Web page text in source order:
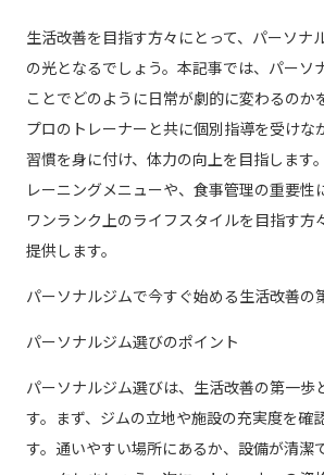
生活改善を目指す方々にとって、パーソナ
の光となるでしょう。本記事では、パーソ
ことでどのように日常が劇的に変わるのか
プロのトレーナーと共に個別指導を受けな
習慣を身に付け、体力の向上を目指します
レーニングメニューや、食事管理の重要性
ワンランク上のライフスタイルを目指す方
提供します。
パーソナルジムで今すぐ始める生活改善の
パーソナルジム選びのポイント
パーソナルジム選びは、生活改善の第一歩
す。まず、ジムの立地や施設の充実度を確
す。通いやすい場所にあるか、設備が清潔